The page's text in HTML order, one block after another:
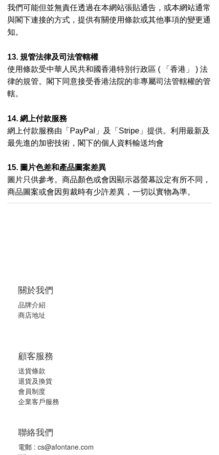
我們可能但並無責任透過在本網站張貼通告，或本網站通常
與閣下連接的方式，提供有關使用條款或其他事項的變更通
知。
13. 規管法律及司法管轄權
使用條款受中華人民共和國香港特別行政區 ( 「香港」 ) 法
律的規管。閣下同意接受香港法院的非專屬司法管轄權的管
轄。
14. 網上付款服務
網上付款服務由「 PayPal 」及「 Stripe 」提供。利用最新及
最先進的加密技術，閣下的個人資料輸送均會
15. 圖片色差和產品圖案差異
圖片只供參考。商品顏色或會因顯示器螢幕設定有所不同，
商品圖案或會因剪裁時有少許差異，一切以實物為準。
關於我們
品牌介紹
商店地址
顧客服務
送貨條款
退貨及換貨
會員制度
企業客戶服務
聯絡我們
電郵 : cs@afontane.com